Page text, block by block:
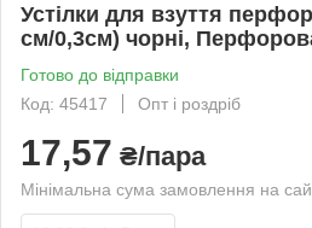
Устілки для взуття
см/0,3см) чорні,
Готово до відправки
Код: 45417
Опт і роздріб
17,57 ₴/пара
Мінімальна сума замовлення на